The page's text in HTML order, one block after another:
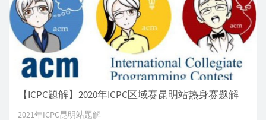
【ICPC题解】2020年ICPC区域赛昆明站热身赛题解
2021年ICPC昆明站题解